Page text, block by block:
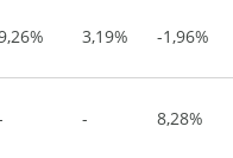
3,19% -1,96%
- 8,28%